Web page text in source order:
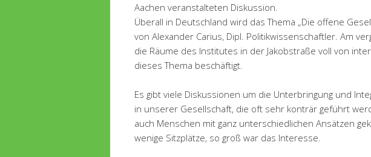
Aachen veranstalteten Diskussion.
Überall in Deutschland wird das Thema „Die offene
von Alexander Carius, Dipl. Politikwissenschaftler. Am
die Räume des Institutes in der Jakobstraße voll von
dieses Thema beschäftigt.
Es gibt viele Diskussionen um die Unterbringung und
in unserer Gesellschaft, die oft sehr konträr geführt
auch Menschen mit ganz unterschiedlichen Ansätzen
wenige Sitzplätze, so groß war das Interesse.